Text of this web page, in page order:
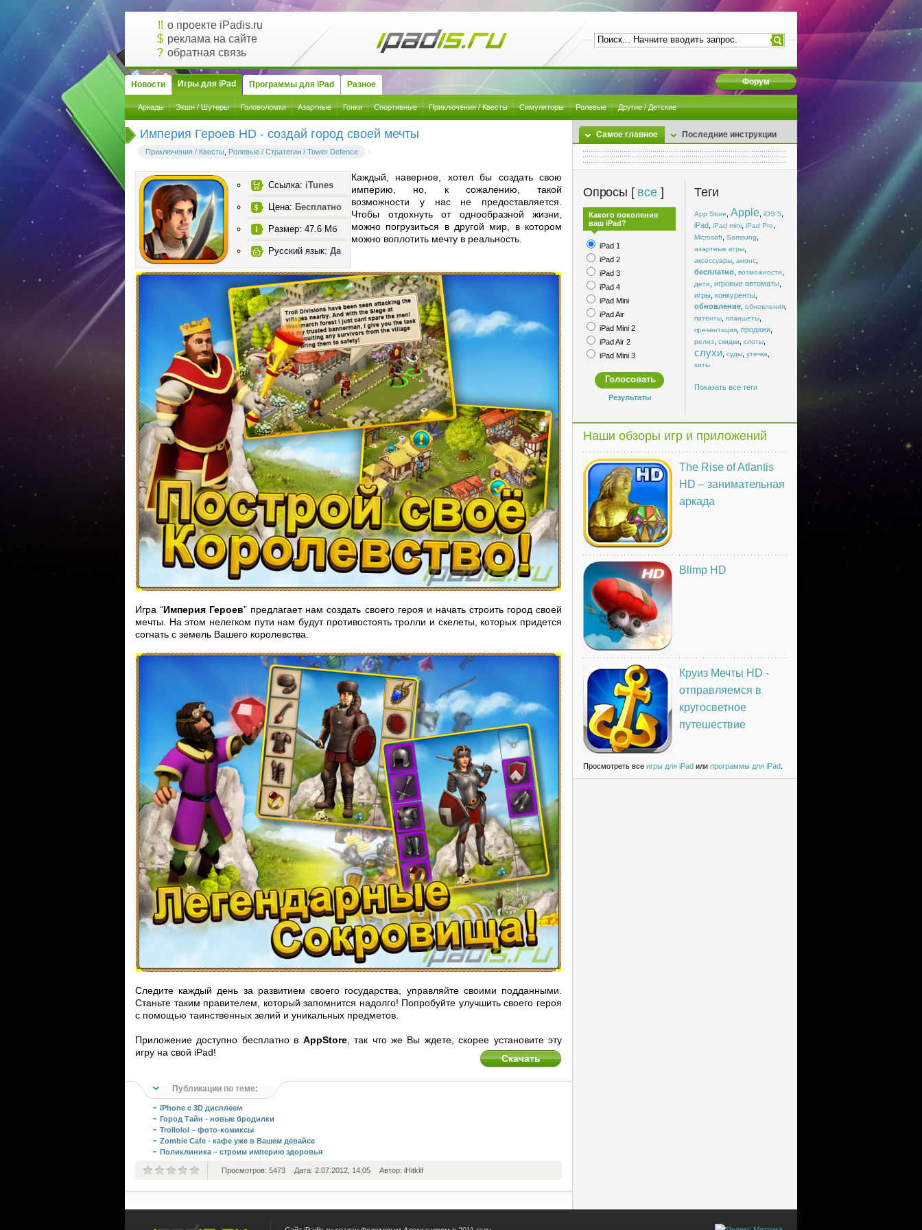
!! о проекте iPadis.ru
$ реклама на сайте
? обратная связь
Форум
Новости Игры для iPad Программы для iPad Разное
Аркады Экшн / Шутеры Головоломки Азартные Гонки Спортивные Приключения / Квесты Симуляторы Ролевые Другие / Детские
Империя Героев HD - создай город своей мечты
Приключения / Квесты Ролевые / Стратегии / Tower Defence
Ссылка: iTunes
Цена: Бесплатно
Размер: 47.6 Мб
Русский язык: Да
Каждый, наверное, хотел бы создать свою
империю, но, к сожалению, такой
возможности у нас не предоставляется.
Чтобы отдохнуть от однообразной жизни,
можно погрузиться в другой мир, в котором
можно воплотить мечту в реальность.
Игра “Империя Героев” предлагает нам создать своего героя и начать строить город своей
мечты. На этом нелегком пути нам будут противостоять тролли и скелеты, которых придется
согнать с земель Вашего королевства.
Следите каждый день за развитием своего государства, управляйте своими подданными.
Станьте таким правителем, который запомнится надолго! Попробуйте улучшить своего героя
с помощью таинственных зелий и уникальных предметов.
Приложение доступно бесплатно в AppStore, так что же Вы ждете, скорее установите эту
игру на свой iPad!
Скачать
Публикации по теме:
iPhone с 3D дисплеем
Город Тайн - новые бродилки
Trollolol – фото-комиксы
Zombie Cafe - кафе уже в Вашем девайсе
Поликлиника – строим империю здоровья
Просмотров: 5473 Дата: 2.07.2012, 14:05 Автор: iHitklif
Самое главное Последние инструкции
Опросы [ все]
Какого поколения
ваш iPad?
iPad 1
iPad 2
iPad 3
iPad 4
iPad Mini
iPad Air
iPad Mini 2
iPad Air 2
iPad Mini 3
Результаты
Теги
App Store Apple iOS 5
iPad iPad mini iPad Pro
Microsoft Samsung
азартные игры
аксессуары анонс
бесплатно возможности
дети игровые автоматы
игры конкуренты
обновление обновления
патенты планшеты
презентация продажи
релиз скидки слоты
слухи суды утечка
хиты
Показать все теги
Наши обзоры игр и приложений
The Rise of Atlantis
HD – занимательная
аркада
Blimp HD
Круиз Мечты HD -
отправляемся в
кругосветное
путешествие
Просмотреть все игры для iPad или программы для iPad